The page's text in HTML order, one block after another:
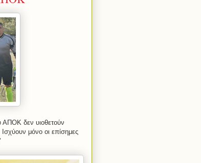
ΑΠΟΚ δεν υιοθετούν
μόνο οι επίσημες